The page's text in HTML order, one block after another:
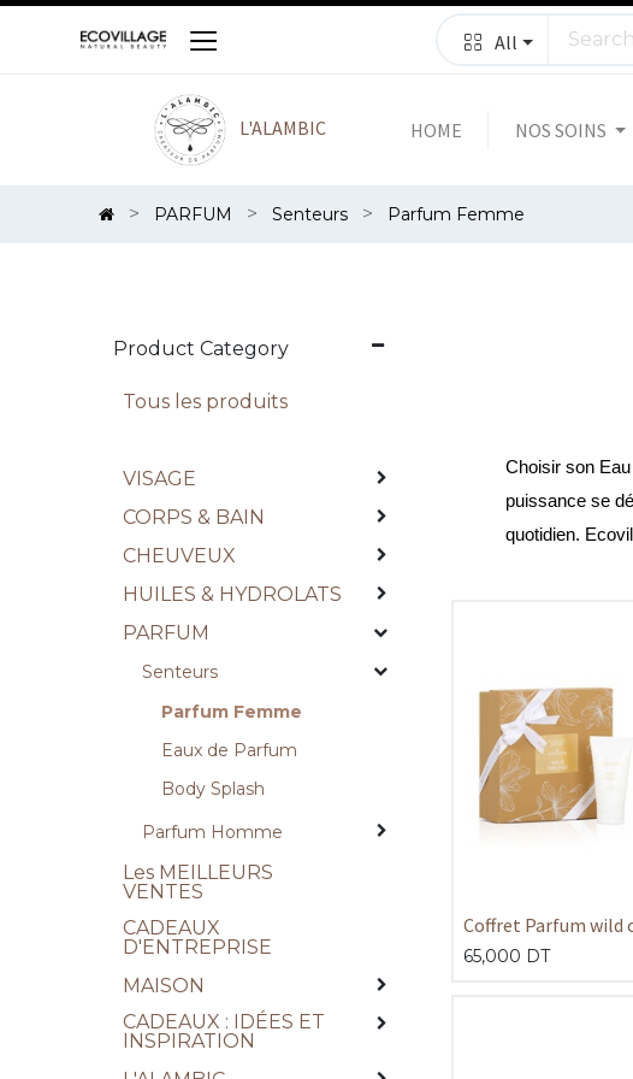
All
L'ALAMBIC HOME NOS SOINS
PARFUM Senteurs Parfum Femme
Product Category
Tous les produits
VISAGE
CORPS & BAIN
CHEUVEUX
HUILES & HYDROLATS
PARFUM
Senteurs
Parfum Femme
Eaux de Parfum
Body Splash
Parfum Homme
Les MEILLEURS
VENTES
CADEAUX
D'ENTREPRISE
MAISON
CADEAUX : IDÉES ET
INSPIRATION
Choisir son
puissance se
quotidien.
Coffret Parfum wild
65,000 DT